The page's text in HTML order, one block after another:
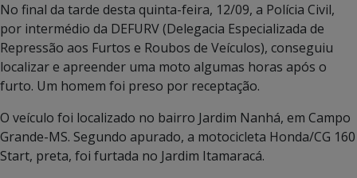
No final da tarde desta quinta-feira, 12/09, a Polícia Civil,
por intermédio da DEFURV (Delegacia Especializada de
Repressão aos Furtos e Roubos de Veículos), conseguiu
localizar e apreender uma moto algumas horas após o
furto. Um homem foi preso por receptação.
O veículo foi localizado no bairro Jardim Nanhá, em Campo
Grande-MS. Segundo apurado, a motocicleta Honda/CG 160
Start, preta, foi furtada no Jardim Itamaracá.